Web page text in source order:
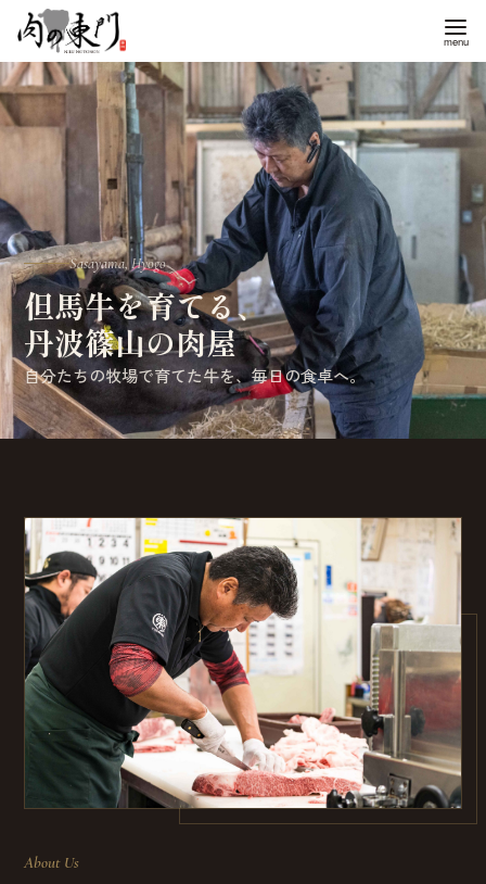
テ
ン
ツ
移
動
Sasayama, Hyogo
但馬牛を育てる、
丹波篠山の肉屋
自分たちの牧場で育てた牛を、毎日の食卓へ。
About Us